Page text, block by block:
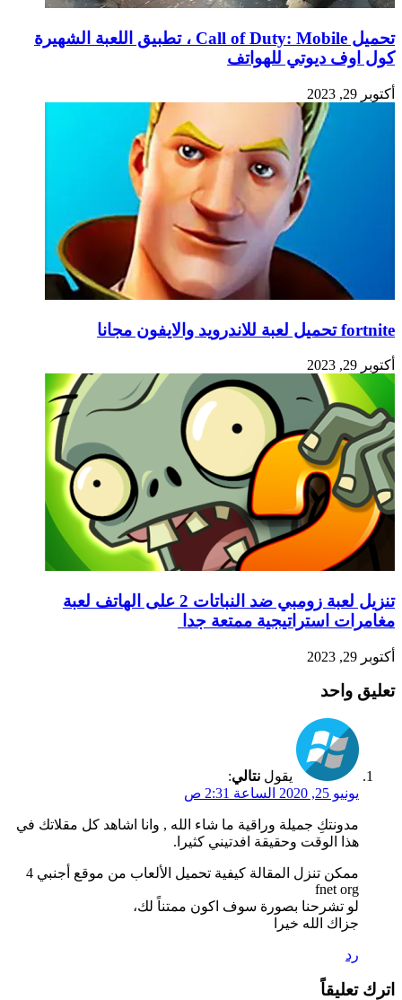
تحميل Call of Duty: Mobile ، تطبيق اللعبة الشهيرة
كول اوف ديوتي للهواتف
أكتوبر 29, 2023
fortnite تحميل لعبة للاندرويد والايفون مجانا
أكتوبر 29, 2023
تنزيل لعبة زومبي ضد النباتات 2 على الهاتف لعبة
مغامرات استراتيجية ممتعة جدا
أكتوبر 29, 2023
تعليق واحد
يقول نتالي:
يونيو 25, 2020 الساعة 2:31 ص
مدونتكِ جميلة وراقية ما شاء الله , وانا اشاهد كل مقلاتك في
هذا الوقت وحقيقة افدتيني كثيرا.
ممكن تنزل المقالة كيفية تحميل الألعاب من موقع أجنبي 4
fnet org
لو تشرحنا بصورة سوف اكون ممتناً لك،
جزاك الله خيرا
رد
اترك تعليقاً